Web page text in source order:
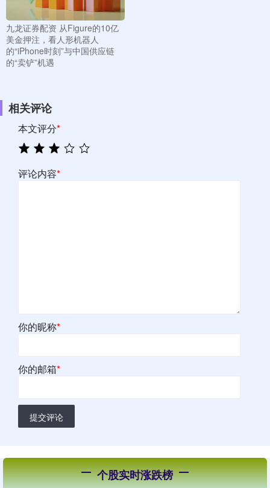
九龙证券配资 从Figure的10亿
美金押注，看人形机器人
的“iPhone时刻”与中国供应链
的“卖铲”机遇
相关评论
本文评分*
评论内容*
你的昵称*
你的邮箱*
提交评论
个股实时涨跌榜